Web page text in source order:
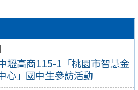
壢高商115-1「桃園市智慧金
心」國中生參訪活動